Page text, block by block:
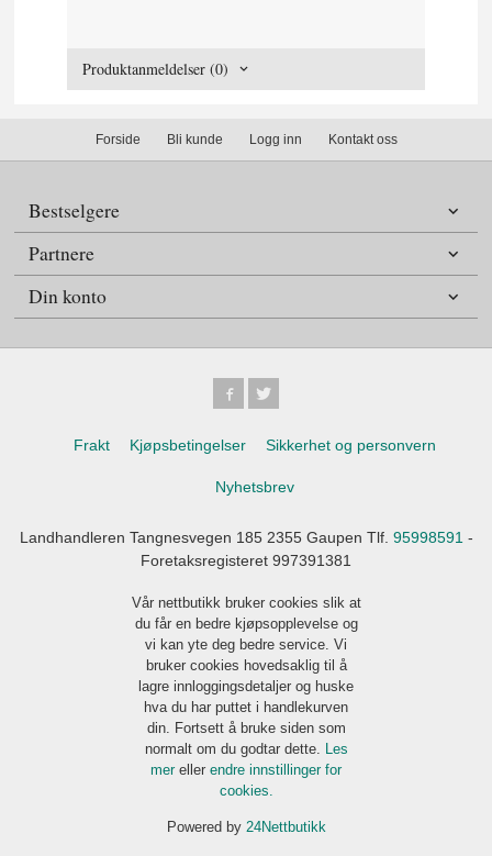
Produktanmeldelser (0)
Forside Bli kunde Logg inn Kontakt oss
Bestselgere
Partnere
Din konto
Frakt Kjøpsbetingelser Sikkerhet og personvern
Nyhetsbrev
Landhandleren Tangnesvegen 185 2355 Gaupen Tlf. 95998591 -
Foretaksregisteret 997391381
Vår nettbutikk bruker cookies slik at
du får en bedre kjøpsopplevelse og
vi kan yte deg bedre service. Vi
bruker cookies hovedsaklig til å
lagre innloggingsdetaljer og huske
hva du har puttet i handlekurven
din. Fortsett å bruke siden som
normalt om du godtar dette. Les
mer eller endre innstillinger for
cookies.
Powered by 24Nettbutikk